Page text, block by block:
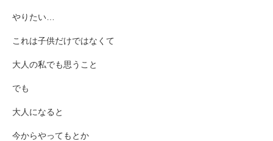
やりたい…
これは子供だけではなくて
大人の私でも思うこと
でも
大人になると
今からやってもとか